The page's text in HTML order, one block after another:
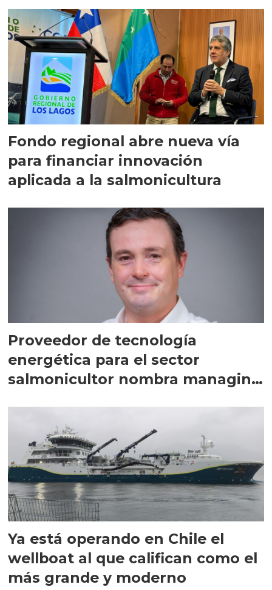
Fondo regional abre nueva vía
para financiar innovación
aplicada a la salmonicultura
Proveedor de tecnología
energética para el sector
salmonicultor nombra managing
Ya está operando en Chile el
wellboat al que califican como el
más grande y moderno